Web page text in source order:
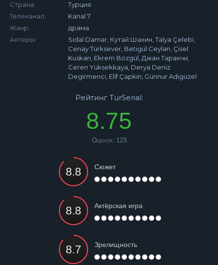
Страна:
Турция
Телеканал:
Kanal 7
Жанр:
драма
Актеры:
Sidal Damar, Кутай Шахин, Talya Çelebi,
Cenay Türksever, Betigül Ceylan, Çisel
Kuskan, Ekrem Bozgül, Джан Таракчи,
Ceren Yüksekkaya, Derya Deniz
Degirmenci, Elif Çapkin, Günnur Adigüzel
Рейтинг TurSerial:
8.75
Оценок: 123
Сюжет
Актёрская игра
Зрелищность